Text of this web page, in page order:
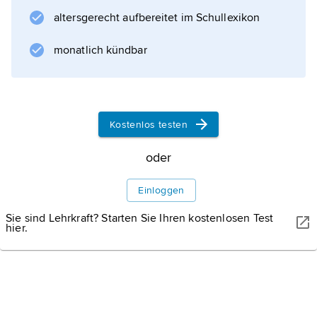
bildet einschließlich seines rechten
Quellflusses Pamir, abgesehen von einem
Teilstücks durch Afghanistan (oberhalb der
Pamir, danach das südtadschikische Bergland;
vereinigt sich unterhalb der Stadt Pjandsch
mit dem Wachsch zum Amudarja. Der
wasserreiche Pjandsch wird
Informationen zum Artikel
altersgerecht aufbereitet im Schullexikon
monatlich kündbar
Kostenlos testen
oder
Einloggen
Sie sind Lehrkraft? Starten Sie Ihren kostenlosen Test
hier.